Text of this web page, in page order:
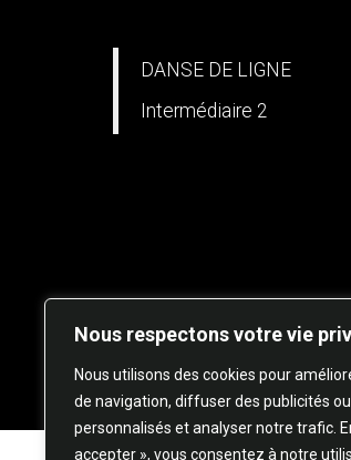
Nous respectons votre vie
Nous utilisons des cookies pour
de navigation, diffuser des publicités
personnalisés et analyser notre trafic.
accepter », vous consentez à notre
DANSE DE LIGNE
Intermédiaire 2